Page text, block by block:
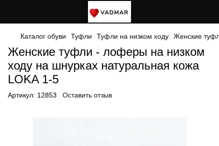
Каталог обуви Туфли Туфли на низком ходу Женские
Женские туфли - лоферы на низком
ходу на шнурках натуральная кожа
LOKA 1-5
Артикул: 12853 Оставить отзыв